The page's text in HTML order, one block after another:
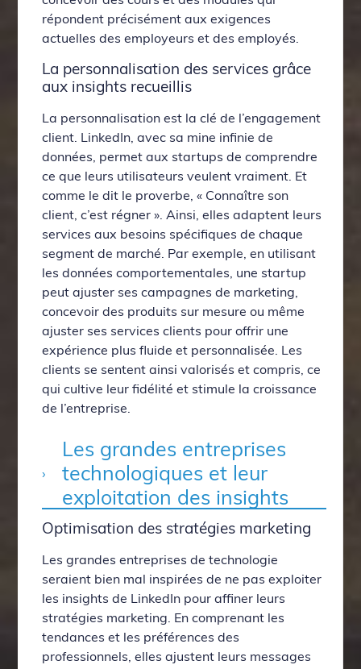
répondent précisément aux exigences
actuelles des employeurs et des employés.
La personnalisation des services grâce
aux insights recueillis
La personnalisation est la clé de l’engagement
client. LinkedIn, avec sa mine infinie de
données, permet aux startups de comprendre
ce que leurs utilisateurs veulent vraiment. Et
comme le dit le proverbe, « Connaître son
client, c’est régner ». Ainsi, elles adaptent leurs
services aux besoins spécifiques de chaque
segment de marché. Par exemple, en utilisant
les données comportementales, une startup
peut ajuster ses campagnes de marketing,
concevoir des produits sur mesure ou même
ajuster ses services clients pour offrir une
expérience plus fluide et personnalisée. Les
clients se sentent ainsi valorisés et compris, ce
qui cultive leur fidélité et stimule la croissance
de l’entreprise.
Les grandes entreprises
technologiques et leur
exploitation des insights
Optimisation des stratégies marketing
Les grandes entreprises de technologie
seraient bien mal inspirées de ne pas exploiter
les insights de LinkedIn pour affiner leurs
stratégies marketing. En comprenant les
tendances et les préférences des
professionnels, elles ajustent leurs messages